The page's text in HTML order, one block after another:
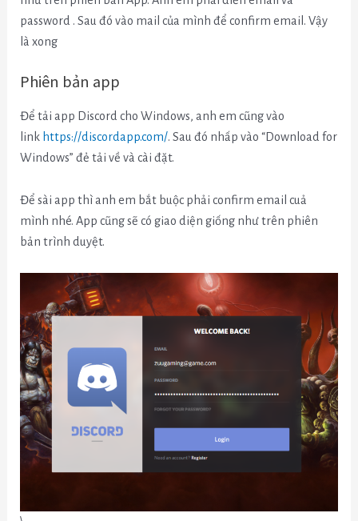
password . Sau đó vào mail của mình để confirm email. Vậy
là xong
Phiên bản app
Để tải app Discord cho Windows, anh em cũng vào
link https://discordapp.com/. Sau đó nhấp vào “Download for
Windows” đẻ tải về và cài đặt.
Để sài app thì anh em bắt buộc phải confirm email cuả
mình nhé. App cũng sẽ có giao diện giống như trên phiên
bản trình duyệt.